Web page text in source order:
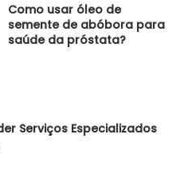
Como usar óleo de
semente de abóbora para
saúde da próstata?
Serviços Especializados